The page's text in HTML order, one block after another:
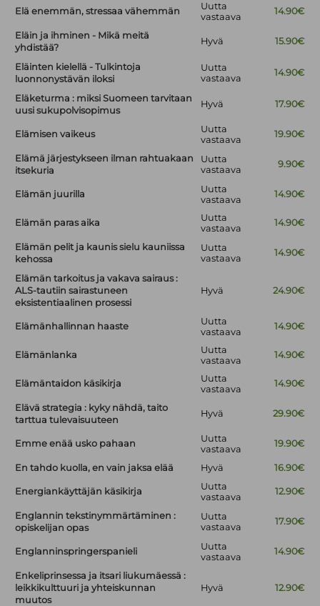
Elä enemmän, stressaa vähemmän
Uutta
vastaava
14.90€
Eläin ja ihminen - Mikä meitä
yhdistää?
Hyvä 15.90€
Eläinten kielellä - Tulkintoja
luonnonystävän iloksi
Uutta
vastaava
14.90€
Eläketurma : miksi Suomeen tarvitaan
uusi sukupolvisopimus
Hyvä 17.90€
Elämisen vaikeus
Uutta
vastaava
19.90€
Elämä järjestykseen ilman rahtuakaan
itsekuria
Uutta
vastaava
9.90€
Elämän juurilla
Uutta
vastaava
14.90€
Elämän paras aika
Uutta
vastaava
14.90€
Elämän pelit ja kaunis sielu kauniissa
kehossa
Uutta
vastaava
14.90€
Elämän tarkoitus ja vakava sairaus :
ALS-tautiin sairastuneen
eksistentiaalinen prosessi
Hyvä 24.90€
Elämänhallinnan haaste
Uutta
vastaava
14.90€
Elämänlanka
Uutta
vastaava
14.90€
Elämäntaidon käsikirja
Uutta
vastaava
14.90€
Elävä strategia : kyky nähdä, taito
tarttua tulevaisuuteen
Hyvä 29.90€
Emme enää usko pahaan
Uutta
vastaava
19.90€
En tahdo kuolla, en vain jaksa elää Hyvä 16.90€
Energiankäyttäjän käsikirja
Uutta
vastaava
12.90€
Englannin tekstinymmärtäminen :
opiskelijan opas
Uutta
vastaava
17.90€
Englanninspringerspanieli
Uutta
vastaava
14.90€
Enkeliprinsessa ja itsari liukumäessä :
leikkikulttuuri ja yhteiskunnan
muutos
Hyvä 12.90€